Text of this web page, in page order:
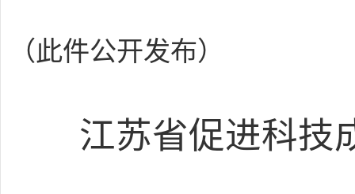
（此件公开发布）
江苏省促进科技